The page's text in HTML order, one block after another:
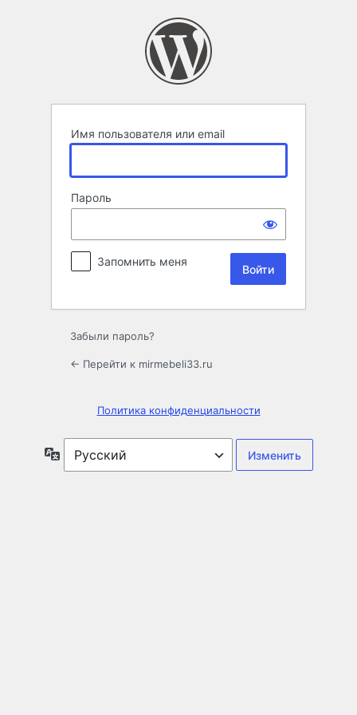
Имя пользователя или email
Пароль
Запомнить меня
Забыли пароль?
← Перейти к mirmebeli33.ru
Политика конфиденциальности
Язык